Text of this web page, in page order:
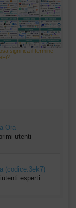
significa il termine
Ora
utenti
(codice:3ek7)
esperti